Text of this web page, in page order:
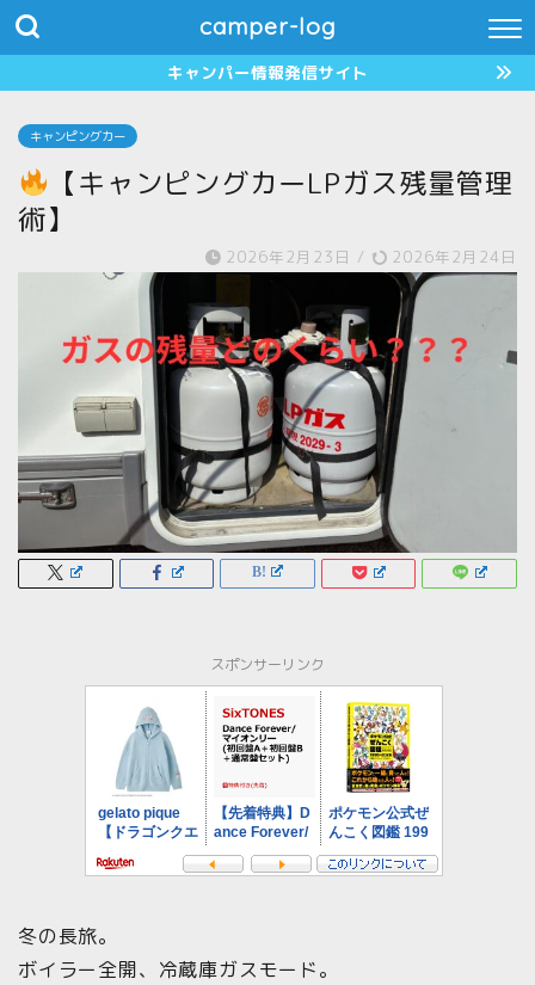
camper-log
キャンパー情報発信サイト
キャンピングカー
【キャンピングカーLPガス残量管理
術】
2026年2月23日 / 2026年2月24日
スポンサーリンク
冬の長旅。
ボイラー全開、冷蔵庫ガスモード。